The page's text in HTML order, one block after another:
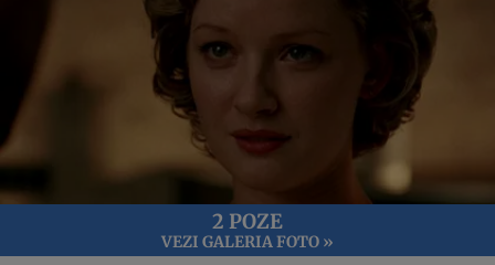
2 POZE
VEZI GALERIA FOTO »